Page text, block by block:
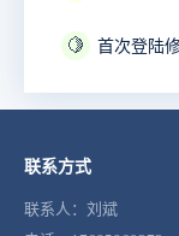
🍋 首次登陆
联系方式
联系人：刘斌